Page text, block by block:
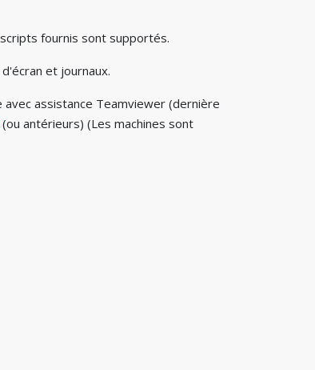
fournis sont supportés.
et journaux.
assistance Teamviewer (dernière
(ou antérieurs) (Les machines sont